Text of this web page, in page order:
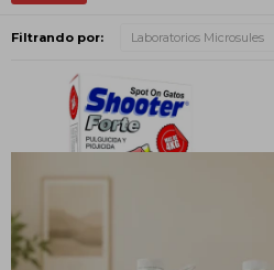
Filtrando por: Laboratorios Microsules